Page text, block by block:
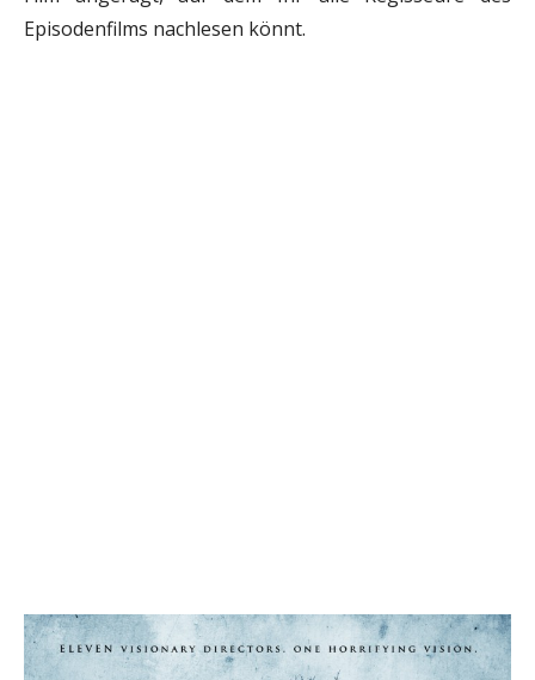
Episodenfilms nachlesen könnt.